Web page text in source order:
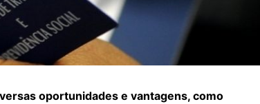
oportunidades e vantagens, como